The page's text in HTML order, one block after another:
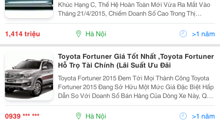
Khúc Hạng C, Thế Hệ Hoàn Toàn Mới Vừa Ra Mắt Vào
Tháng 21/4/2015, Chiếm Doanh Số Cao Trong Thị
Trường Xe Nổi Tiếng. Thế Hệ Mới Cung Cấp 3 Phiên
Bản 2.0 E, 2.5 G Và 2.5 Q Với Kích Thước Tăng Hơn
1,414 triệu Hà Nội >1 năm
Toyota Fortuner Giá Tốt Nhất ,Toyota Fortuner
Hỗ Trọ Tài Chính (Lãi Suất Ưu Đãi
Toyota Fortuner 2015 Đem Tới Mọi Thành Công Toyota
Fortuner 2015 Đang Sở Hữu Một Mức Giá Đặc Biệt Hấp
Dẫn So Với Doanh Số Bán Hàng Của Dòng Xe Này, Quí
Khách Hãy Đến Trực Tiếp Các Đại Lý Chính Hãng Của
Toyota Việt Nam Để Cập Nhật Được Giá Xe
0939 *** *** Hà Nội >1 năm